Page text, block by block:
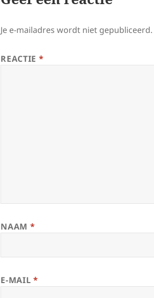
Je e-mailadres wordt niet gepubliceerd.
REACTIE *
NAAM *
E-MAIL *